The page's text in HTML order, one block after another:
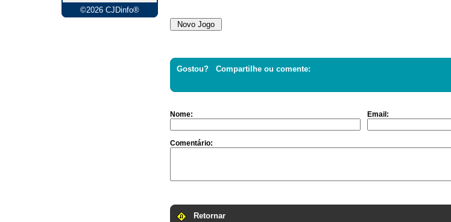
©2026 CJDinfo®
Gostou? Compartilhe ou comente:
Nome: Email:
Comentário:
Retornar